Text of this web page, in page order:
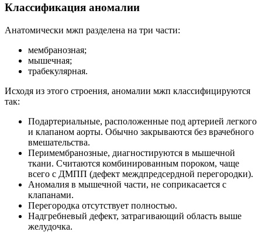
Классификация аномалии
Анатомически мжп разделена на три части:
мембранозная;
мышечная;
трабекулярная.
Исходя из этого строения, аномалии мжп классифицируются
так:
Подартериальные, расположенные под артерией легкого
и клапаном аорты. Обычно закрываются без врачебного
вмешательства.
Перимембранозные, диагностируются в мышечной
ткани. Считаются комбинированным пороком, чаще
всего с ДМПП (дефект междпредсердной перегородки).
Аномалия в мышечной части, не соприкасается с
клапанами.
Перегородка отсутствует полностью.
Надгребневый дефект, затрагивающий область выше
желудочка.